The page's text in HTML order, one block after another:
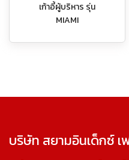
เก้าอี้ผู้บริหาร รุ่น
MIAMI
บริษัท สยามอินเด็กซ์ เ